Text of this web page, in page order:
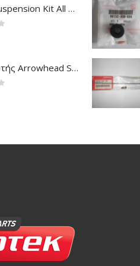
Front Suspension Kit All Balls Honda XL-1000V Varadero
Ανορθωτής Arrowhead Suzuki DL-1000 V'Strom